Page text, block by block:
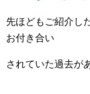
先ほどもご紹介し
お付き合い
されていた過去が